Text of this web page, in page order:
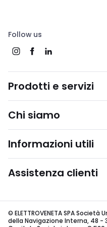
Follow us
Prodotti e servizi
Chi siamo
Informazioni utili
Assistenza clienti
© ELETTROVENETA SPA
della Navigazione Interna, 48 -